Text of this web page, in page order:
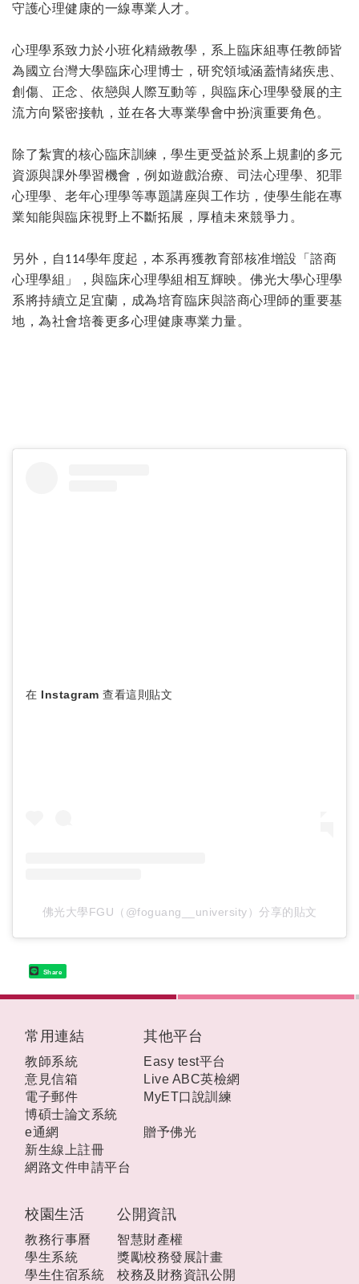
守護心理健康的一線專業人才。
心理學系致力於小班化精緻教學，系上臨床組專任教師皆
為國立台灣大學臨床心理博士，研究領域涵蓋情緒疾患、
創傷、正念、依戀與人際互動等，與臨床心理學發展的主
流方向緊密接軌，並在各大專業學會中扮演重要角色。
除了紮實的核心臨床訓練，學生更受益於系上規劃的多元
資源與課外學習機會，例如遊戲治療、司法心理學、犯罪
心理學、老年心理學等專題講座與工作坊，使學生能在專
業知能與臨床視野上不斷拓展，厚植未來競爭力。
另外，自114學年度起，本系再獲教育部核准增設「諮商
心理學組」，與臨床心理學組相互輝映。佛光大學心理學
系將持續立足宜蘭，成為培育臨床與諮商心理師的重要基
地，為社會培養更多心理健康專業力量。
在 Instagram 查看這則貼文
佛光大學FGU（@foguang__university）分享的貼文
Share
校園生活
教務行事曆
學生系統
學生住宿系統
公開資訊
智慧財產權
獎勵校務發展計畫
校務及財務資訊公開
常用連結
教師系統
意見信箱
電子郵件
博碩士論文系統
e通網
新生線上註冊
網路文件申請平台
其他平台
Easy test平台
Live ABC英檢網
MyET口說訓練
贈予佛光